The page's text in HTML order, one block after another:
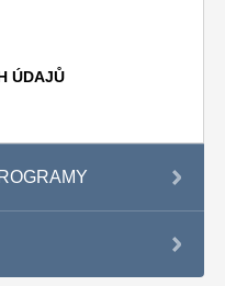
ÚDAJŮ